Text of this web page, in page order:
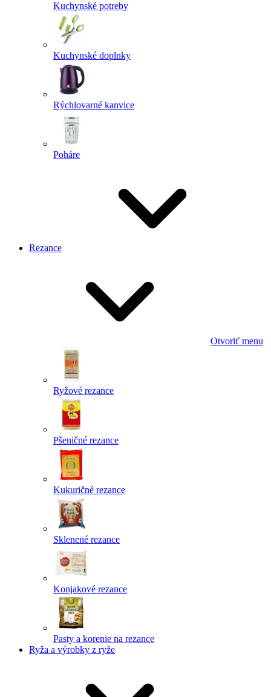
Kuchynské potreby
Kuchynské doplnky
Rýchlovarné kanvice
Poháre
Rezance
Otvoriť menu
Ryžové rezance
Pšeničné rezance
Kukuričné rezance
Sklenené rezance
Konjakové rezance
Pasty a korenie na rezance
Ryža a výrobky z ryže